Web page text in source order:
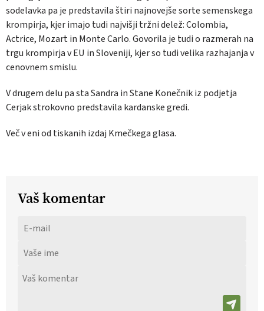
sodelavka pa je predstavila štiri najnovejše sorte semenskega
krompirja, kjer imajo tudi najvišji tržni delež: Colombia,
Actrice, Mozart in Monte Carlo. Govorila je tudi o razmerah na
trgu krompirja v EU in Sloveniji, kjer so tudi velika razhajanja v
cenovnem smislu.
V drugem delu pa sta Sandra in Stane Konečnik iz podjetja
Cerjak strokovno predstavila kardanske gredi.
Več v eni od tiskanih izdaj Kmečkega glasa.
Vaš komentar